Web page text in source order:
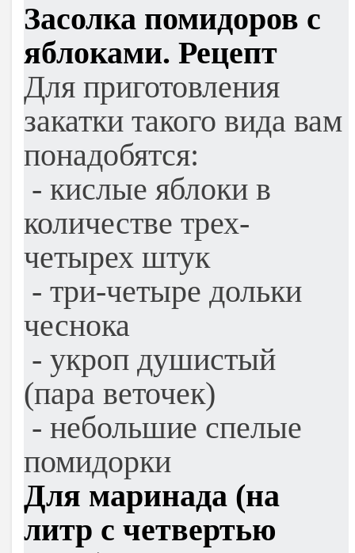
Засолка помидоров с
яблоками. Рецепт
Для приготовления
закатки такого вида вам
понадобятся:
- кислые яблоки в
количестве трех-
четырех штук
- три-четыре дольки
чеснока
- укроп душистый
(пара веточек)
- небольшие спелые
помидорки
Для маринада (на
литр с четвертью